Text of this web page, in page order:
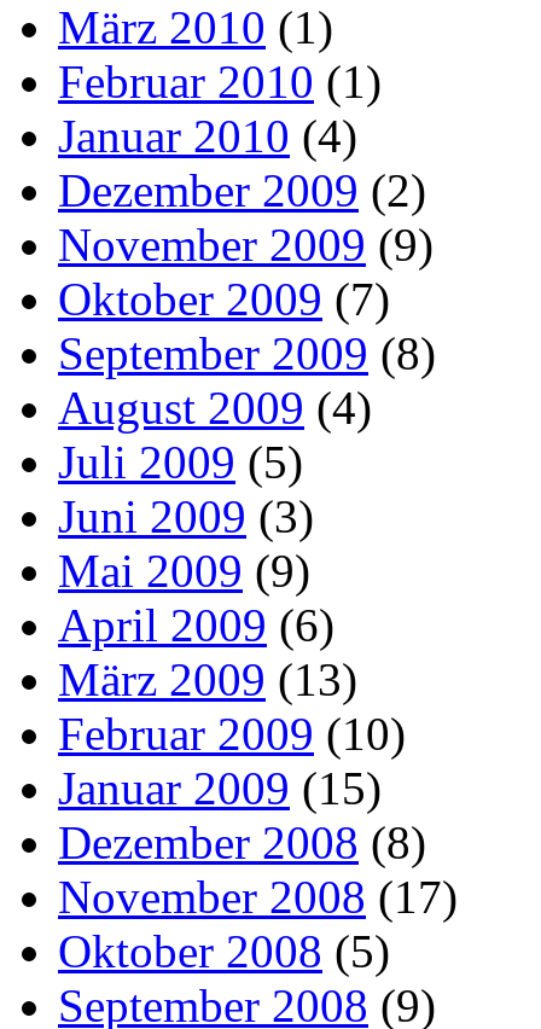
März 2010 (1)
Februar 2010 (1)
Januar 2010 (4)
Dezember 2009 (2)
November 2009 (9)
Oktober 2009 (7)
September 2009 (8)
August 2009 (4)
Juli 2009 (5)
Juni 2009 (3)
Mai 2009 (9)
April 2009 (6)
März 2009 (13)
Februar 2009 (10)
Januar 2009 (15)
Dezember 2008 (8)
November 2008 (17)
Oktober 2008 (5)
September 2008 (9)